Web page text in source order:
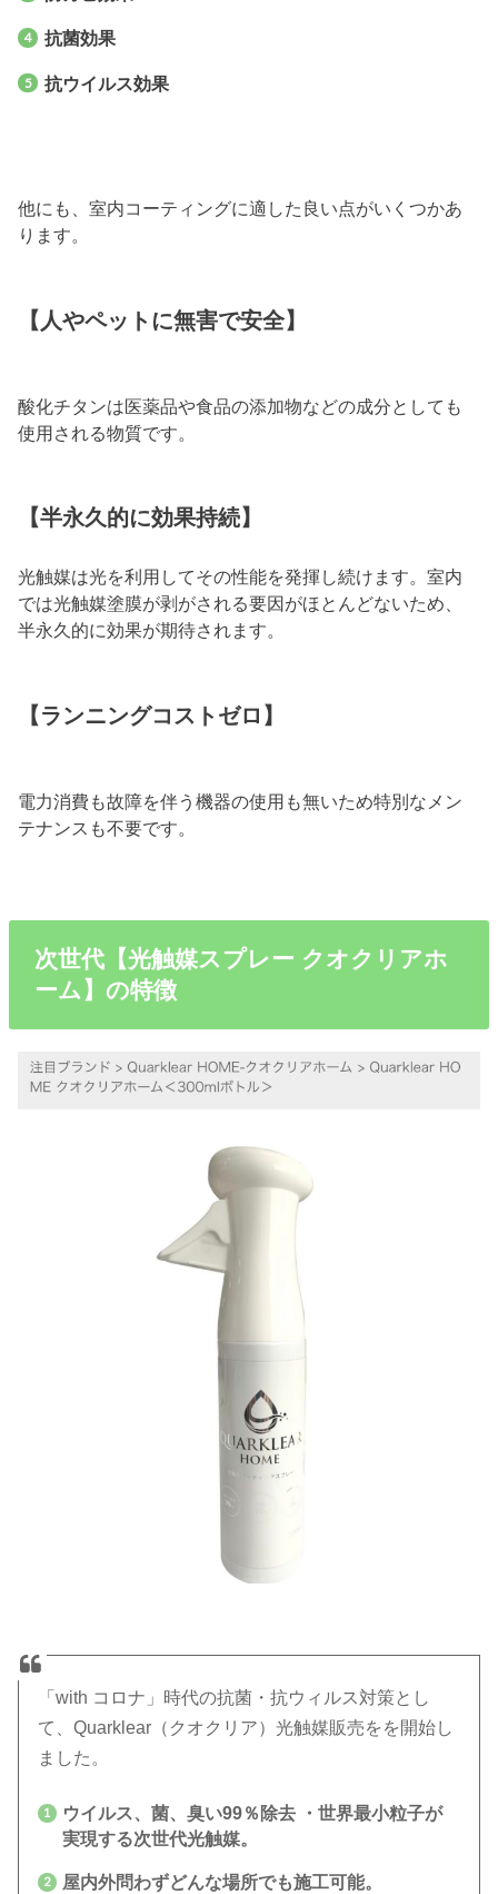
抗菌効果
抗ウイルス効果
他にも、室内コーティングに適した良い点がいくつかあ
ります。
【人やペットに無害で安全】
酸化チタンは医薬品や食品の添加物などの成分としても
使用される物質です。
【半永久的に効果持続】
光触媒は光を利用してその性能を発揮し続けます。室内
では光触媒塗膜が剥がされる要因がほとんどないため、
半永久的に効果が期待されます。
【ランニングコストゼロ】
電力消費も故障を伴う機器の使用も無いため特別なメン
テナンスも不要です。
次世代【光触媒スプレー クオクリアホ
ーム】の特徴
「with コロナ」時代の抗菌・抗ウィルス対策とし
て、Quarklear（クオクリア）光触媒販売をを開始し
ました。
ウイルス、菌、臭い99％除去 ・世界最小粒子が
実現する次世代光触媒。
屋内外問わずどんな場所でも施工可能。